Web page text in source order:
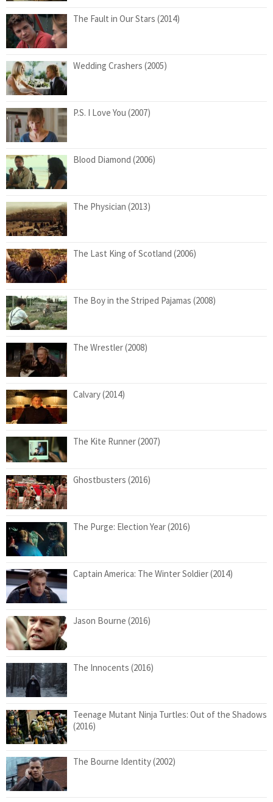
The Fault in Our Stars (2014)
Wedding Crashers (2005)
P.S. I Love You (2007)
Blood Diamond (2006)
The Physician (2013)
The Last King of Scotland (2006)
The Boy in the Striped Pajamas (2008)
The Wrestler (2008)
Calvary (2014)
The Kite Runner (2007)
Ghostbusters (2016)
The Purge: Election Year (2016)
Captain America: The Winter Soldier (2014)
Jason Bourne (2016)
The Innocents (2016)
Teenage Mutant Ninja Turtles: Out of the Shadows
(2016)
The Bourne Identity (2002)